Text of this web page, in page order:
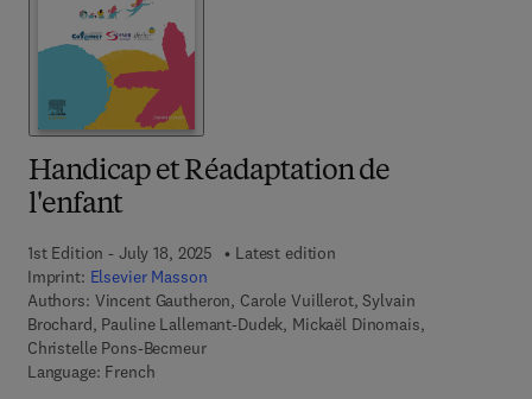
Handicap et Réadaptation de
l'enfant
1st Edition - July 18, 2025
Latest edition
Imprint: Elsevier Masson
Authors: Vincent Gautheron, Carole Vuillerot, Sylvain
Brochard, Pauline Lallemant-Dudek, Mickaël Dinomais,
Christelle Pons-Becmeur
Language: French